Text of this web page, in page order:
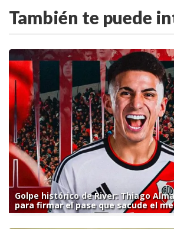
También te puede
Golpe histórico de River: Thiago
para firmar el pase que sacude el